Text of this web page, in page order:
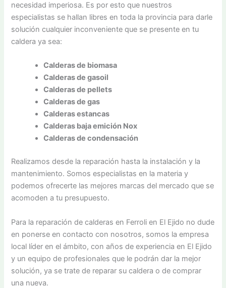
necesidad imperiosa. Es por esto que nuestros
especialistas se hallan libres en toda la provincia para darle
solución cualquier inconveniente que se presente en tu
caldera ya sea:
Calderas de biomasa
Calderas de gasoil
Calderas de pellets
Calderas de gas
Calderas estancas
Calderas baja emición Nox
Calderas de condensación
Realizamos desde la reparación hasta la instalación y la
mantenimiento. Somos especialistas en la materia y
podemos ofrecerte las mejores marcas del mercado que se
acomoden a tu presupuesto.
Para la reparación de calderas en Ferroli en El Ejido no dude
en ponerse en contacto con nosotros, somos la empresa
local líder en el ámbito, con años de experiencia en El Ejido
y un equipo de profesionales que le podrán dar la mejor
solución, ya se trate de reparar su caldera o de comprar
una nueva.